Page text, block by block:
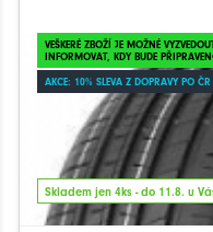
VEŠKERÉ ZBOŽÍ JE MOŽNÉ
INFORMOVAT, KDY BUDE
AKCE: 10% SLEVA Z DOPRAVY PO ČR
Skladem jen 4ks - do 11.8. u